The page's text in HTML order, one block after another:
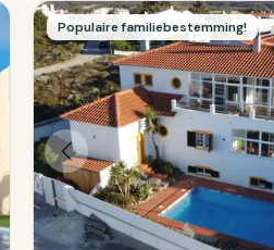
Populaire familiebestemming!